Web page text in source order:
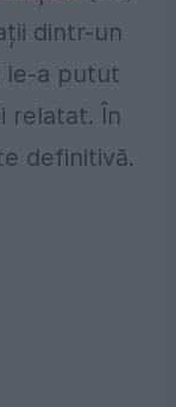
dintr-un
le-a putut
relatat. În
definitivă.